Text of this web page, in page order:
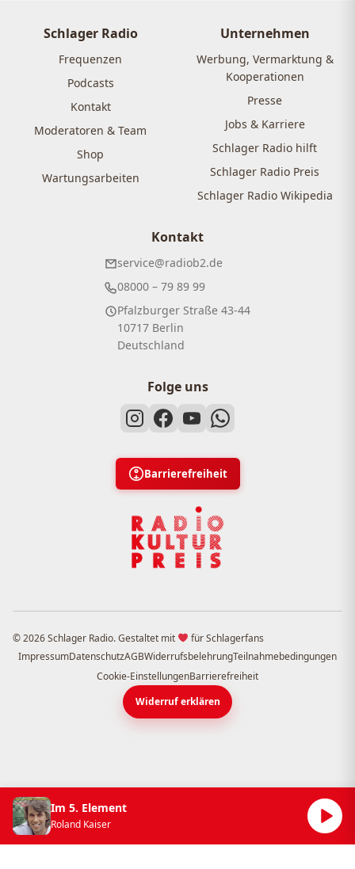
Schlager Radio
Frequenzen
Podcasts
Kontakt
Moderatoren & Team
Shop
Wartungsarbeiten
Unternehmen
Werbung, Vermarktung &
Kooperationen
Presse
Jobs & Karriere
Schlager Radio hilft
Schlager Radio Preis
Schlager Radio Wikipedia
Kontakt
service@radiob2.de
08000 – 79 89 99
Pfalzburger Straße 43-44
10717 Berlin
Deutschland
Folge uns
Barrierefreiheit
© 2026 Schlager Radio. Gestaltet mit
für Schlagerfans
ImpressumDatenschutzAGBWiderrufsbelehrungTeilnahmebedingungen
Cookie-EinstellungenBarrierefreiheit
Widerruf erklären
Im 5. Element
Roland Kaiser